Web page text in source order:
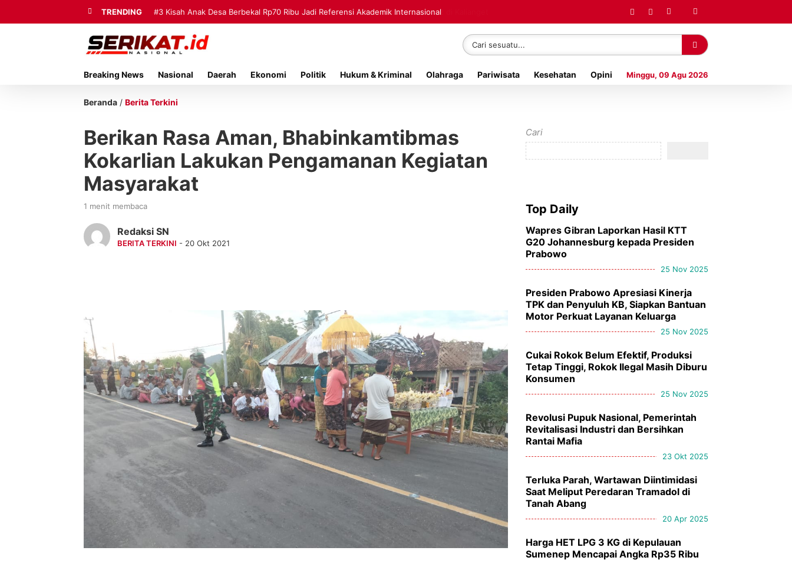
TRENDING #3 Kisah Anak Desa Berbekal Rp70 Ribu Jadi Referensi Akademik Internasional
Breaking News Nasional Daerah Ekonomi Politik Hukum & Kriminal Olahraga Pariwisata Kesehatan Opini Minggu, 09 Agu 2026
Beranda / Berita Terkini
Berikan Rasa Aman, Bhabinkamtibmas
Kokarlian Lakukan Pengamanan Kegiatan
Masyarakat
1 menit membaca
Redaksi SN
BERITA TERKINI - 20 Okt 2021
Cari
Top Daily
Wapres Gibran Laporkan Hasil KTT
G20 Johannesburg kepada Presiden
Prabowo
25 Nov 2025
Presiden Prabowo Apresiasi Kinerja
TPK dan Penyuluh KB, Siapkan Bantuan
Motor Perkuat Layanan Keluarga
25 Nov 2025
Cukai Rokok Belum Efektif, Produksi
Tetap Tinggi, Rokok Ilegal Masih Diburu
Konsumen
25 Nov 2025
Revolusi Pupuk Nasional, Pemerintah
Revitalisasi Industri dan Bersihkan
Rantai Mafia
23 Okt 2025
Terluka Parah, Wartawan Diintimidasi
Saat Meliput Peredaran Tramadol di
Tanah Abang
20 Apr 2025
Harga HET LPG 3 KG di Kepulauan
Sumenep Mencapai Angka Rp35 Ribu